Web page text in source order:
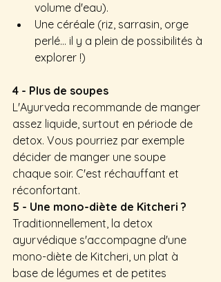
volume d'eau).
Une céréale (riz, sarrasin, orge
perlé… il y a plein de possibilités à
explorer !)
4 - Plus de soupes
L'Ayurveda recommande de manger
assez liquide, surtout en période de
detox. Vous pourriez par exemple
décider de manger une soupe
chaque soir. C'est réchauffant et
réconfortant.
5 - Une mono-diète de Kitcheri ?
Traditionnellement, la detox
ayurvédique s'accompagne d'une
mono-diète de Kitcheri, un plat à
base de légumes et de petites